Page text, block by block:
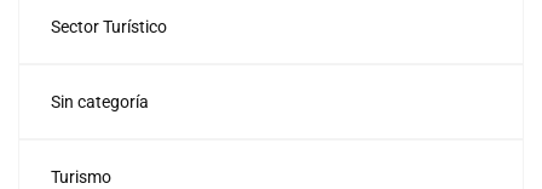
Sector Turístico
Sin categoría
Turismo